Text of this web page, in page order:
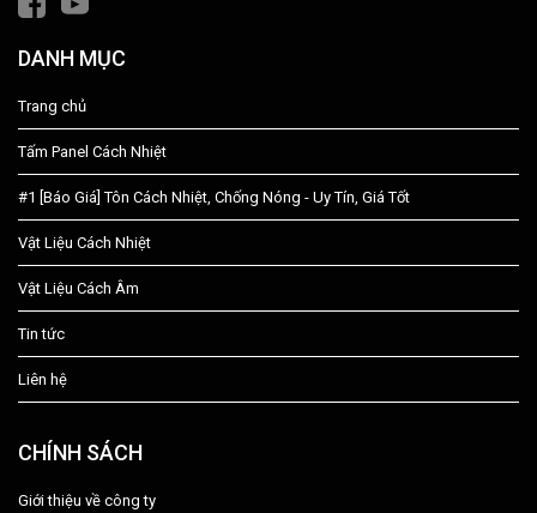
DANH MỤC
Trang chủ
Tấm Panel Cách Nhiệt
#1 [Báo Giá] Tôn Cách Nhiệt, Chống Nóng - Uy Tín, Giá Tốt
Vật Liệu Cách Nhiệt
Vật Liệu Cách Âm
Tin tức
Liên hệ
CHÍNH SÁCH
Giới thiệu về công ty